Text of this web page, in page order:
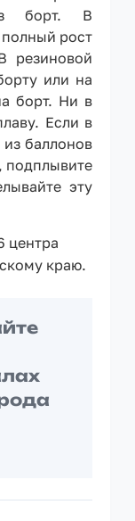
борт. В
полный рост
резиновой
или на
борт. Ни в
Если в
баллонов
подплывите
эту
центра
краю.